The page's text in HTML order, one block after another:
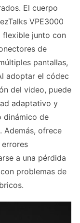
El cuerpo
VPE3000
flexible junto con
de
pantallas,
adoptar el códec
del video, puede
adaptativo y
dinámico de
Además, ofrece
a una pérdida
problemas de